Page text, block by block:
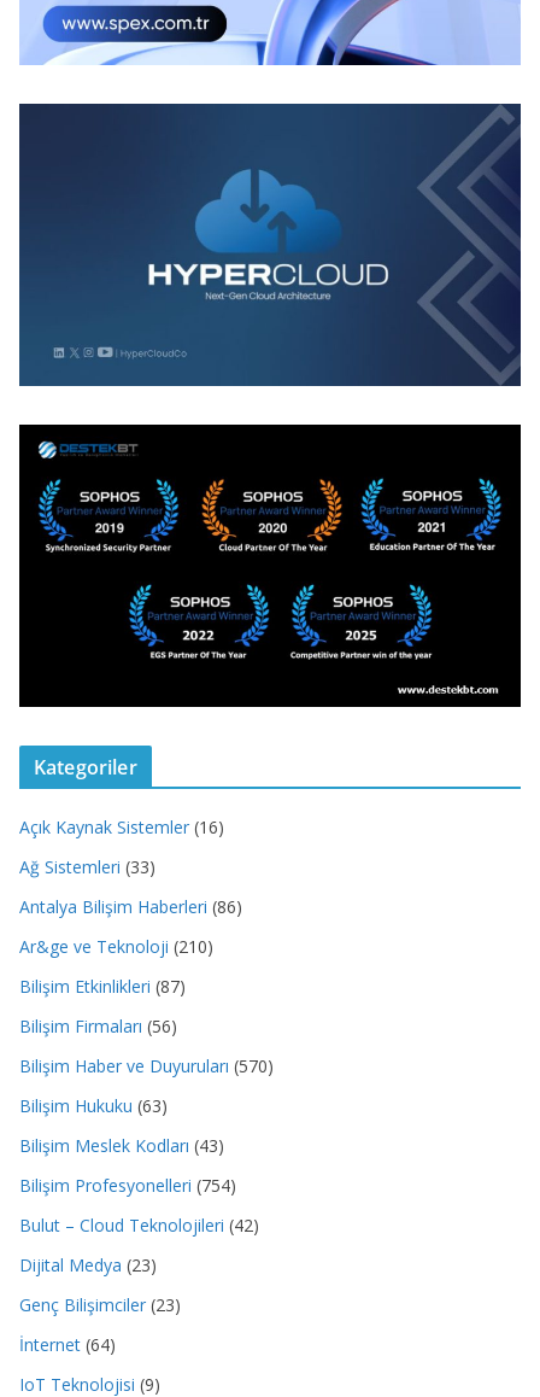
Kategoriler
Açık Kaynak Sistemler (16)
Ağ Sistemleri (33)
Antalya Bilişim Haberleri (86)
Ar&ge ve Teknoloji (210)
Bilişim Etkinlikleri (87)
Bilişim Firmaları (56)
Bilişim Haber ve Duyuruları (570)
Bilişim Hukuku (63)
Bilişim Meslek Kodları (43)
Bilişim Profesyonelleri (754)
Bulut – Cloud Teknolojileri (42)
Dijital Medya (23)
Genç Bilişimciler (23)
İnternet (64)
IoT Teknolojisi (9)